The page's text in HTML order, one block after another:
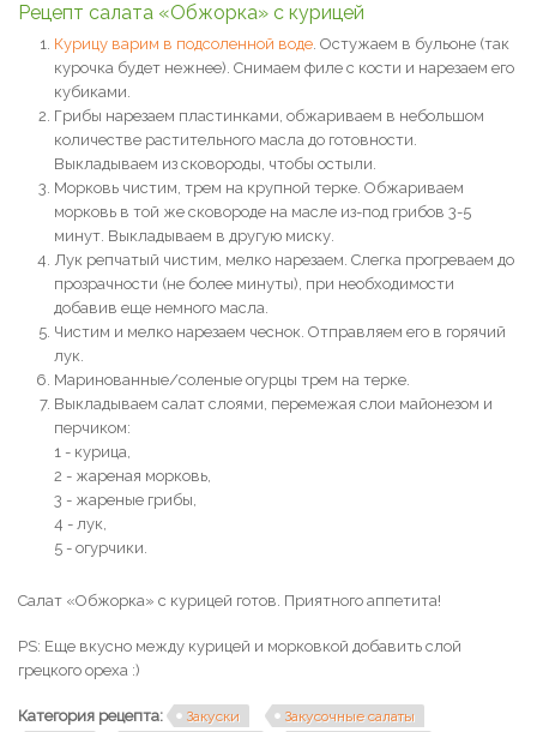
Рецепт салата «Обжорка» с курицей
Курицу варим в подсоленной воде. Остужаем в бульоне (так
курочка будет нежнее). Снимаем филе с кости и нарезаем его
кубиками.
Грибы нарезаем пластинками, обжариваем в небольшом
количестве растительного масла до готовности.
Выкладываем из сковороды, чтобы остыли.
Морковь чистим, трем на крупной терке. Обжариваем
морковь в той же сковороде на масле из-под грибов 3-5
минут. Выкладываем в другую миску.
Лук репчатый чистим, мелко нарезаем. Слегка прогреваем до
прозрачности (не более минуты), при необходимости
добавив еще немного масла.
Чистим и мелко нарезаем чеснок. Отправляем его в горячий
лук.
Маринованные/соленые огурцы трем на терке.
Выкладываем салат слоями, перемежая слои майонезом и
перчиком:
1 - курица,
2 - жареная морковь,
3 - жареные грибы,
4 - лук,
5 - огурчики.
Салат «Обжорка» с курицей готов. Приятного аппетита!
PS: Еще вкусно между курицей и морковкой добавить слой
грецкого ореха :)
Категория рецепта: Закуски
Закусочные салаты